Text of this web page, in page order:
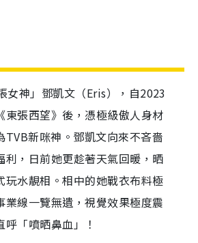
女神」鄧凱文（Eris），自2023
東張西望》後，憑極級傲人身材
TVB新咪神。鄧凱文向來不吝嗇
利，日前她更趁著天氣回暖，晒
玩水靚相。相中的她戰衣布料極
業線一覽無遺，視覺效果極度震
「噴晒鼻血」！